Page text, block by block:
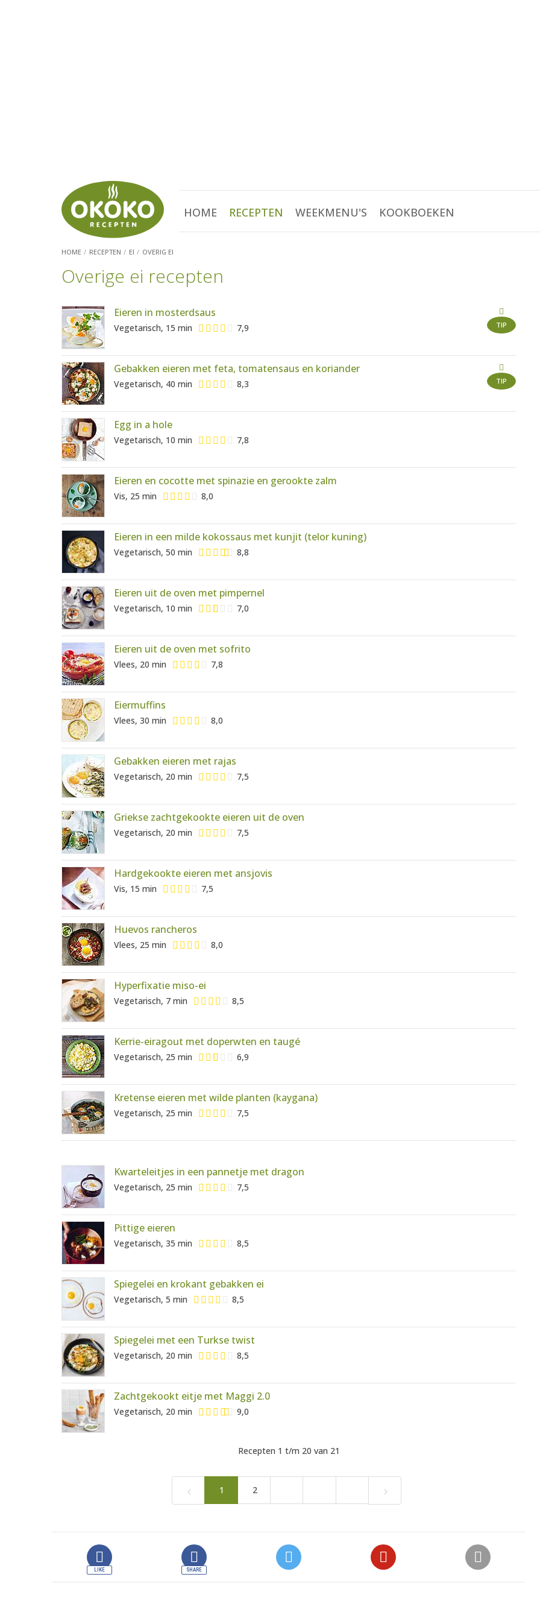
HOME RECEPTEN WEEKMENU'S KOOKBOEKEN
HOME RECEPTEN EI OVERIG EI
Overige ei recepten
TIP
Eieren in mosterdsaus
Vegetarisch, 15 min 7,9
TIP
Gebakken eieren met feta, tomatensaus en koriander
Vegetarisch, 40 min 8,3
Egg in a hole
Vegetarisch, 10 min 7,8
Eieren en cocotte met spinazie en gerookte zalm
Vis, 25 min 8,0
Eieren in een milde kokossaus met kunjit (telor kuning)
Vegetarisch, 50 min 8,8
Eieren uit de oven met pimpernel
Vegetarisch, 10 min 7,0
Eieren uit de oven met sofrito
Vlees, 20 min 7,8
Eiermuffins
Vlees, 30 min 8,0
Gebakken eieren met rajas
Vegetarisch, 20 min 7,5
Griekse zachtgekookte eieren uit de oven
Vegetarisch, 20 min 7,5
Hardgekookte eieren met ansjovis
Vis, 15 min 7,5
Huevos rancheros
Vlees, 25 min 8,0
Hyperfixatie miso-ei
Vegetarisch, 7 min 8,5
Kerrie-eiragout met doperwten en taugé
Vegetarisch, 25 min 6,9
Kretense eieren met wilde planten (kaygana)
Vegetarisch, 25 min 7,5
Kwarteleitjes in een pannetje met dragon
Vegetarisch, 25 min 7,5
Pittige eieren
Vegetarisch, 35 min 8,5
Spiegelei en krokant gebakken ei
Vegetarisch, 5 min 8,5
Spiegelei met een Turkse twist
Vegetarisch, 20 min 8,5
Zachtgekookt eitje met Maggi 2.0
Vegetarisch, 20 min 9,0
Recepten 1 t/m 20 van 21
‹ 1 2 ›